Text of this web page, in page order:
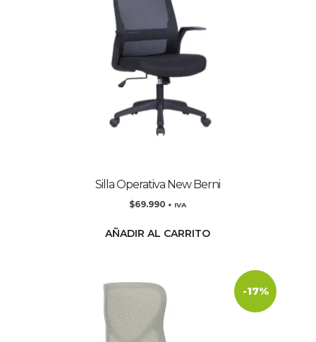
Silla Operativa New Berni
$69.990 + IVA
AÑADIR AL CARRITO
-17%